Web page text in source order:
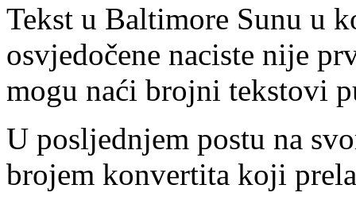
Tekst u Baltimore Sunu u
osvjedočene naciste nije
mogu naći brojni tekstovi
U posljednjem postu na
brojem konvertita koji